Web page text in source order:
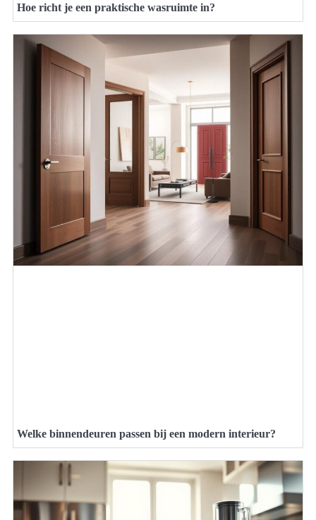
Hoe richt je een praktische wasruimte in?
Welke binnendeuren passen bij een modern interieur?